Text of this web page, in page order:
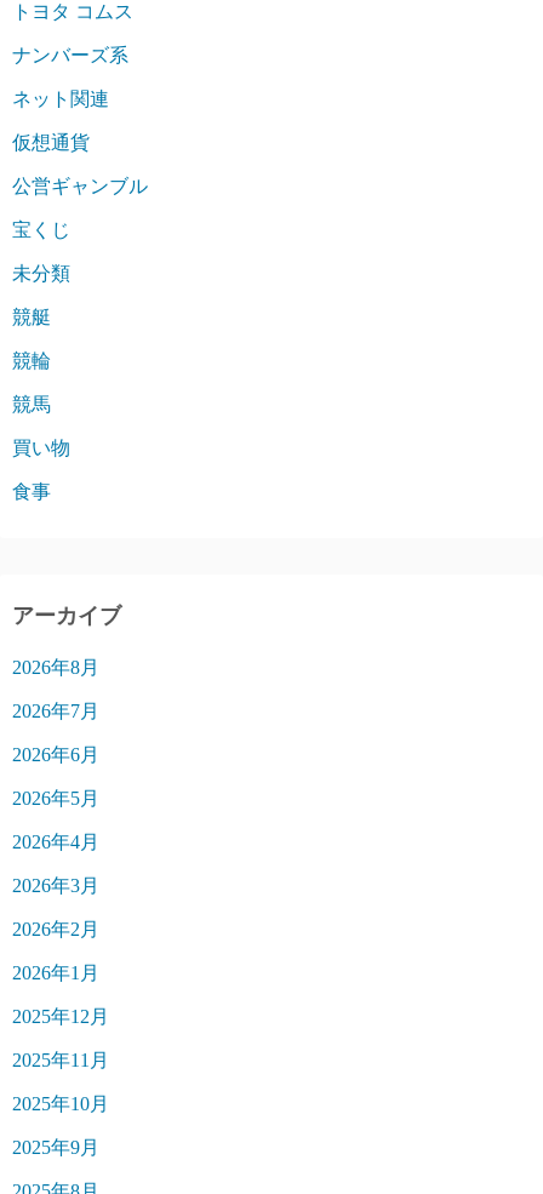
トヨタ コムス
ナンバーズ系
ネット関連
仮想通貨
公営ギャンブル
宝くじ
未分類
競艇
競輪
競馬
買い物
食事
アーカイブ
2026年8月
2026年7月
2026年6月
2026年5月
2026年4月
2026年3月
2026年2月
2026年1月
2025年12月
2025年11月
2025年10月
2025年9月